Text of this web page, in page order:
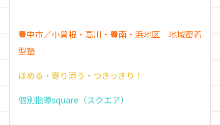
豊中市／小曽根・高川・豊南・浜地区 地域密着
型塾
ほめる・寄り添う・つきっきり！
個別指導square（スクエア）